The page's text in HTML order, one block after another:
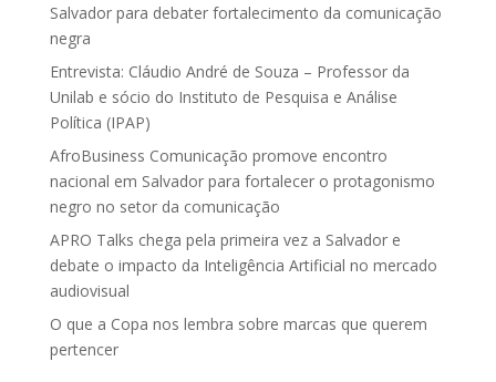
Salvador para debater fortalecimento da comunicação
negra
Entrevista: Cláudio André de Souza – Professor da
Unilab e sócio do Instituto de Pesquisa e Análise
Política (IPAP)
AfroBusiness Comunicação promove encontro
nacional em Salvador para fortalecer o protagonismo
negro no setor da comunicação
APRO Talks chega pela primeira vez a Salvador e
debate o impacto da Inteligência Artificial no mercado
audiovisual
O que a Copa nos lembra sobre marcas que querem
pertencer